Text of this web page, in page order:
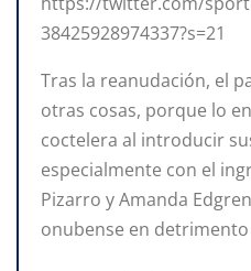
38425928974337?s=21
Tras la reanudación, el
otras cosas, porque lo
coctelera al introducir
especialmente con el
Pizarro y Amanda
onubense en